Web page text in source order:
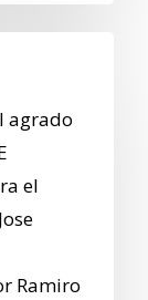
agrado
el
Ramiro